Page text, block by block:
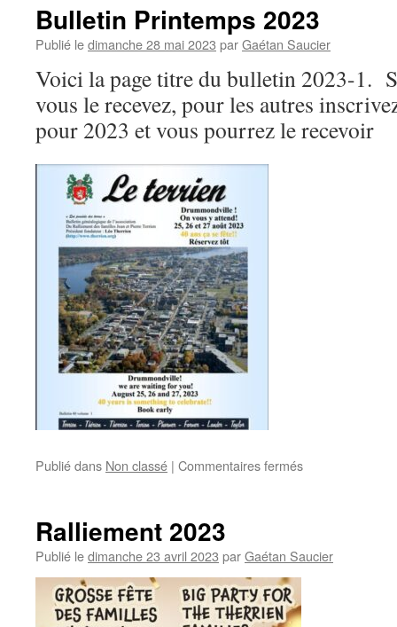
Bulletin Printemps 2023
Publié ledimanche 28 mai 2023 parGaétan Saucier
Voici la page titre du bulletin 2023-1.
vous le recevez, pour les autres
pour 2023 et vous pourrez le recevoir
Publié dans Non classé | Commentaires ferméssur
Ralliement 2023
Publié ledimanche 23 avril 2023 parGaétan Saucier